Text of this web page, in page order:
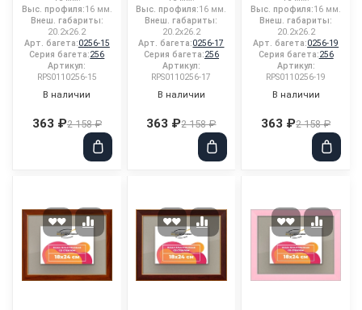
Выс. профиля:16 мм.
Внеш. габариты:
20.2x26.2
Арт. багета:0256-15
Серия багета:256
Артикул:
RPS0110256-15
В наличии
363 ₽2 158 ₽
Выс. профиля:16 мм.
Внеш. габариты:
20.2x26.2
Арт. багета:0256-17
Серия багета:256
Артикул:
RPS0110256-17
В наличии
363 ₽2 158 ₽
Выс. профиля:16 мм.
Внеш. габариты:
20.2x26.2
Арт. багета:0256-19
Серия багета:256
Артикул:
RPS0110256-19
В наличии
363 ₽2 158 ₽